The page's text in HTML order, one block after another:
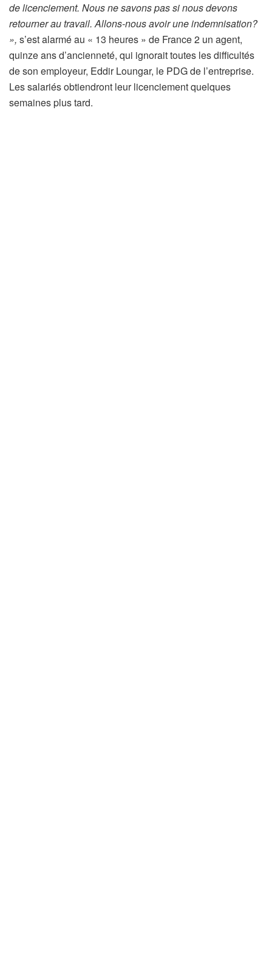
de licenciement. Nous ne savons pas si nous devons
retourner au travail. Allons-nous avoir une indemnisation?
», s’est alarmé au « 13 heures » de France 2 un agent,
quinze ans d’ancienneté, qui ignorait toutes les difficultés
de son employeur, Eddir Loungar, le PDG de l’entreprise.
Les salariés obtiendront leur licenciement quelques
semaines plus tard.